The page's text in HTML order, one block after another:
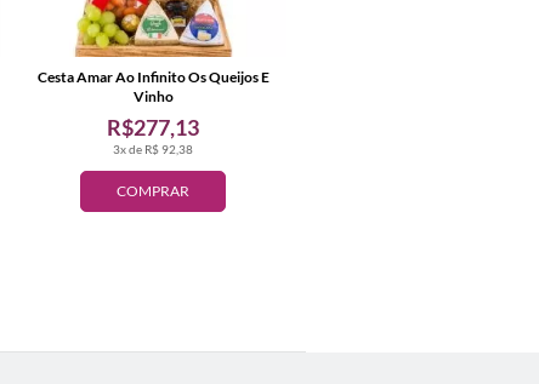
COMPRAR
3x de R$ 92,38
R$277,13
Cesta Amar Ao Infinito Os Queijos E
Vinho